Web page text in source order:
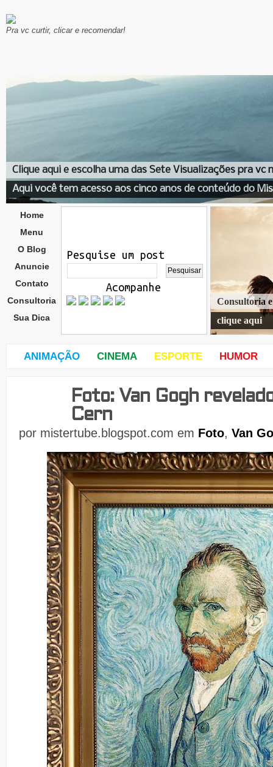
Pra vc curtir, clicar e recomendar!
Clique aqui e escolha uma das Sete Visualizações pra vc
Aqui você tem acesso aos cinco anos de conteúdo do
Home
Menu
O Blog
Anuncie
Contato
Consultoria
Sua Dica
Pesquise um post
Acompanhe
Consultoria
clique aqui
ANIMAÇÃO CINEMA ESPORTE HUMOR
,
16
Foto: Van Gogh
Cern
por mistertube.blogspot.com em Foto, Van